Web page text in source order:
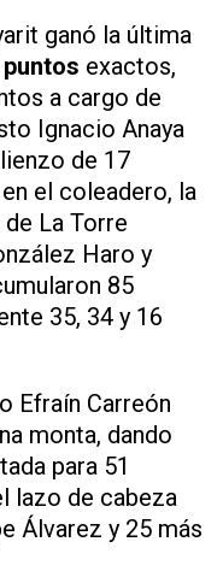
ganó la última
puntos exactos,
a cargo de
Ignacio Anaya
de 17
el coleadero, la
La Torre
Haro y
85
35, 34 y 16
Efraín Carreón
monta, dando
para 51
lazo de cabeza
Álvarez y 25 más